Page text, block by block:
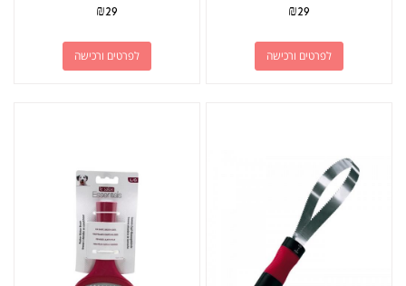
₪29
לפרטים ורכישה
₪29
לפרטים ורכישה